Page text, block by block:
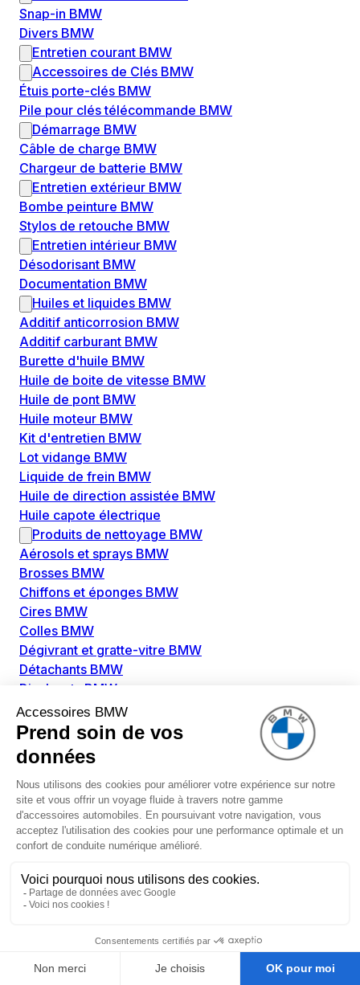
Snap-in BMW
Divers BMW
Entretien courant BMW
Accessoires de Clés BMW
Étuis porte-clés BMW
Pile pour clés télécommande BMW
Démarrage BMW
Câble de charge BMW
Chargeur de batterie BMW
Entretien extérieur BMW
Bombe peinture BMW
Stylos de retouche BMW
Entretien intérieur BMW
Désodorisant BMW
Documentation BMW
Huiles et liquides BMW
Additif anticorrosion BMW
Additif carburant BMW
Burette d'huile BMW
Huile de boite de vitesse BMW
Huile de pont BMW
Huile moteur BMW
Kit d'entretien BMW
Lot vidange BMW
Liquide de frein BMW
Huile de direction assistée BMW
Huile capote électrique
Produits de nettoyage BMW
Aérosols et sprays BMW
Brosses BMW
Chiffons et éponges BMW
Cires BMW
Colles BMW
Dégivrant et gratte-vitre BMW
Détachants BMW
Disolvants BMW
Lubrifiants BMW
Nettoyant intérieur BMW
Nettoyant extérieur BMW
Pièces détachées BMW
Alimentation Carburant BMW
Boitier papillon BMW
Faisceau de câble pour réservoir avec pompe
d'aspiration BMW
Pompe à carburant BMW
Pompe diesel BMW
Bobines d'allumage BMW